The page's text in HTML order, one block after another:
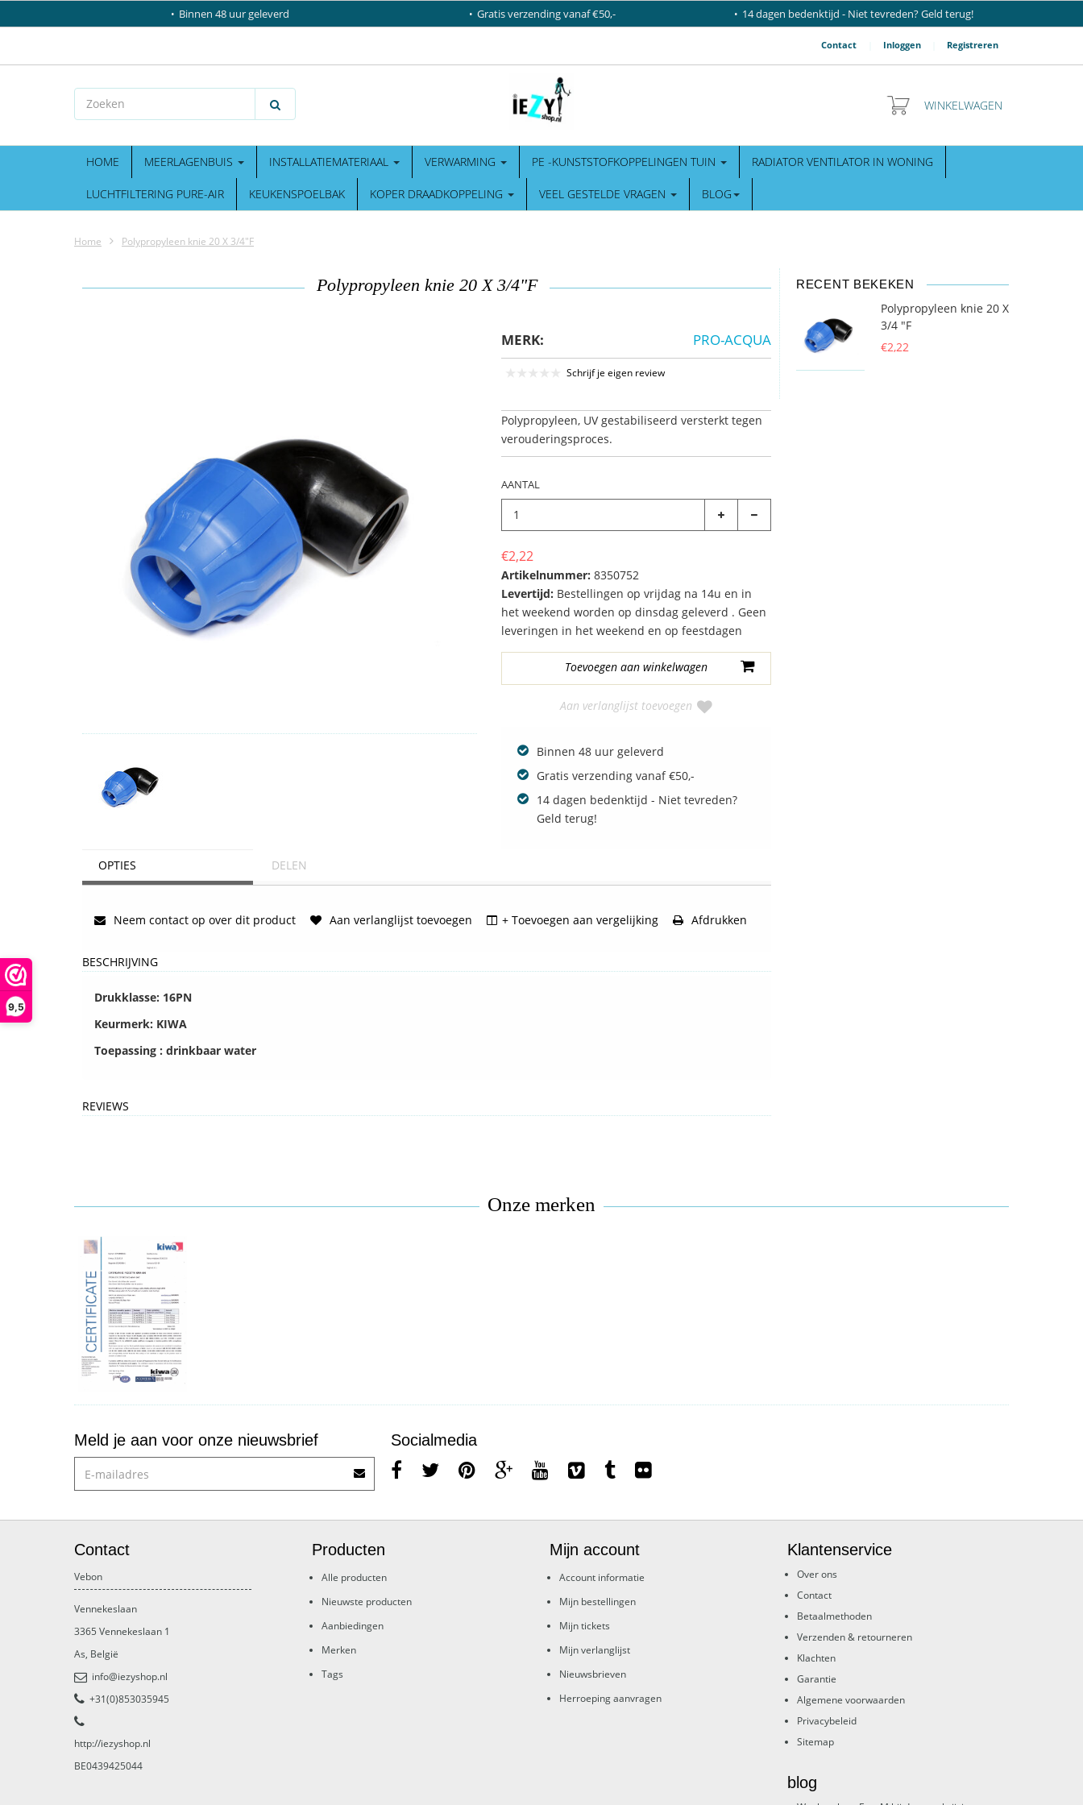
9,5
Binnen 48 uur geleverd Gratis verzending vanaf €50,- 14 dagen bedenktijd - Niet tevreden? Geld terug!
Contact Inloggen Registreren
WINKELWAGEN
HOME MEERLAGENBUIS INSTALLATIEMATERIAAL VERWARMING PE -KUNSTSTOFKOPPELINGEN TUIN RADIATOR VENTILATOR IN WONING
LUCHTFILTERING PURE-AIR KEUKENSPOELBAK KOPER DRAADKOPPELING VEEL GESTELDE VRAGEN BLOG
Home Polypropyleen knie 20 X 3/4"F
Polypropyleen knie 20 X 3/4"F
MERK: PRO-ACQUA
Schrijf je eigen review
Polypropyleen, UV gestabiliseerd versterkt tegen
verouderingsproces.
AANTAL
€2,22
Artikelnummer: 8350752
Levertijd: Bestellingen op vrijdag na 14u en in
het weekend worden op dinsdag geleverd . Geen
leveringen in het weekend en op feestdagen
Aan verlanglijst toevoegen
Binnen 48 uur geleverd
Gratis verzending vanaf €50,-
14 dagen bedenktijd - Niet tevreden?
Geld terug!
OPTIES DELEN
Neem contact op over dit product Aan verlanglijst toevoegen + Toevoegen aan vergelijking Afdrukken
BESCHRIJVING
Drukklasse: 16PN
Keurmerk: KIWA
Toepassing : drinkbaar water
REVIEWS
RECENT BEKEKEN
Polypropyleen knie 20 X
3/4 "F
€2,22
Onze merken
Meld je aan voor onze nieuwsbrief Socialmedia
Contact
Vebon
Vennekeslaan
3365 Vennekeslaan 1
As, België
info@iezyshop.nl
+31(0)853035945
http://iezyshop.nl
BE0439425044
Producten
Alle producten
Nieuwste producten
Aanbiedingen
Merken
Tags
Mijn account
Account informatie
Mijn bestellingen
Mijn tickets
Mijn verlanglijst
Nieuwsbrieven
Herroeping aanvragen
Klantenservice
Over ons
Contact
Betaalmethoden
Verzenden & retourneren
Klachten
Garantie
Algemene voorwaarden
Privacybeleid
Sitemap
blog